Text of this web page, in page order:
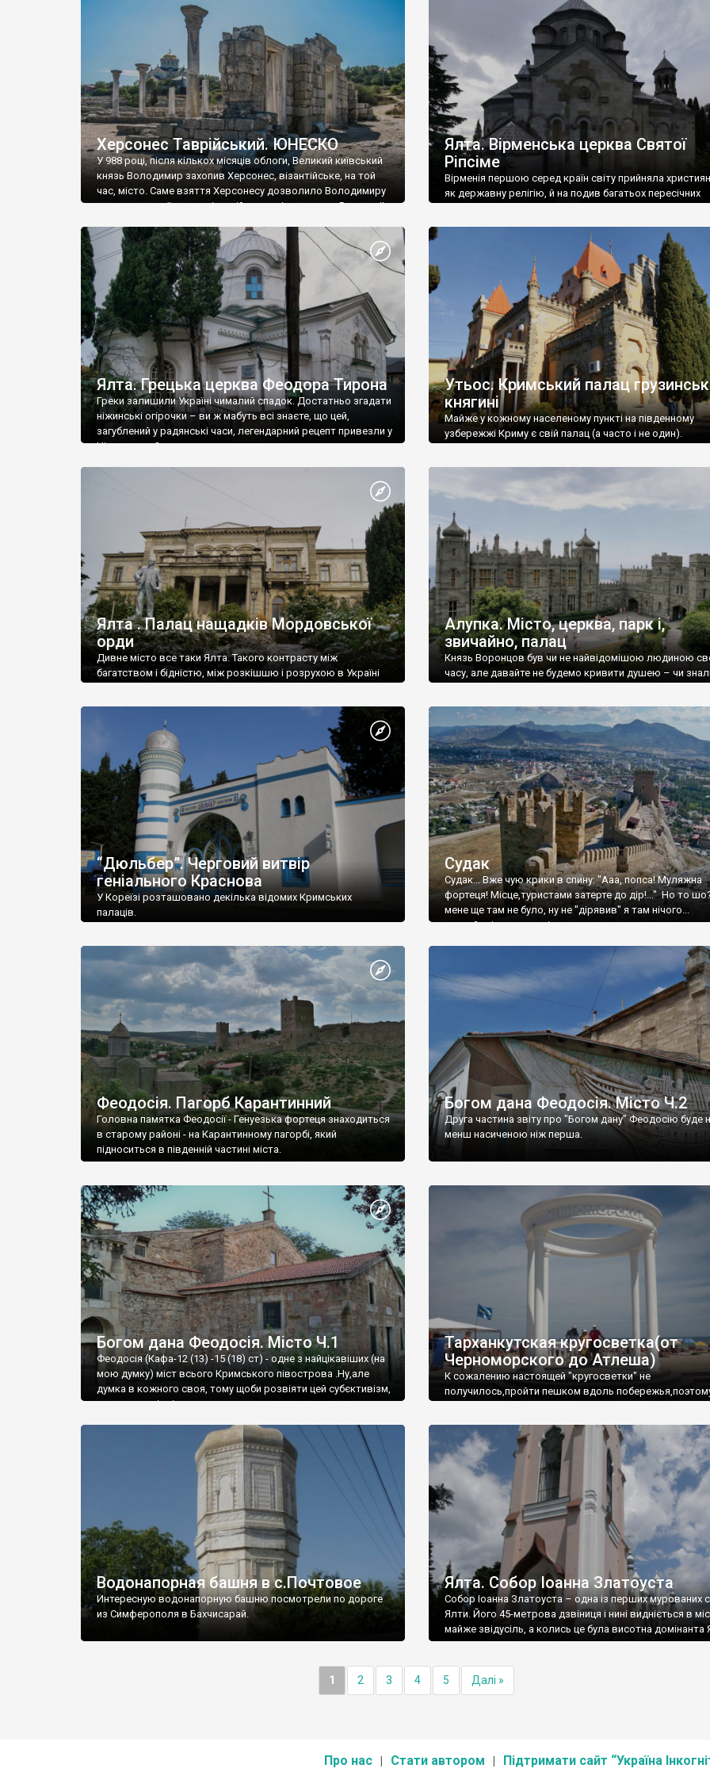
візантійської доби. Раритети викрадені з фондів об’єкту
культурної спадщини ЮНЕСКО «Херсонеса Таврійського».
Офіційно – на виставку «Золото Візантії», але експерти та
влада в Україні вважають це лише […]
називаються «повстяками» (postaki)…” “Вино. Крим
виробляє відмінне вино і його вдосталь: воно все
легке біле і дуже […]
Херсонес Таврійський. ЮНЕСКО
У 988 році, після кількох місяців облоги, Великий київський
князь Володимир захопив Херсонес, візантійське, на той
час, місто. Саме взяття Херсонесу дозволило Володимиру
диктувати свої умови візантійському імператору Василю ІІ,
Херсонесі Володимир-язичник, став Василем-
християнином. А потім було Хрещення Русі. На честь
Херсонесу Таврійського названо місто […]
Ялта. Вірменська церква Святої
Ріпсіме
Вірменія першою серед країн світу прийняла
як державну релігію, й на подив багатьох пересічних
Ялта. Грецька церква Феодора Тирона
Греки залишили Україні чималий спадок. Достатньо згадати
ніжинські огірочки – ви ж мабуть всі знаєте, що цей,
загублений у радянські часи, легендарний рецепт привезли у
Ніжин греки?
Утьос. Кримський палац
княгині
Майже у кожному населеному пункті на південному
узбережжі Криму є свій палац (а часто і не один).
Ялта . Палац нащадків Мордовської
орди
Дивне місто все таки Ялта. Такого контрасту між
багатством і бідністю, між розкішшю і розрухою в Україні
Алупка. Місто, церква, парк і,
звичайно, палац
Князь Воронцов був чи не найвідомішою людиною
часу, але давайте не будемо кривити душею – чи
“Дюльбер”. Черговий витвір
геніального Краснова
У Кореїзі розташовано декілька відомих Кримських
палаців.
Судак
Судак... Вже чую крики в спину: "Ааа, попса! Муляжна
фортеця! Місце,туристами затерте до дір!..." Но то
мене ще там не було, ну не "дірявив" я там нічого...
принаймні до цього літа.
Феодосія. Пагорб Карантинний
Головна памятка Феодосії - Генуезька фортеця знаходиться
в старому районі - на Карантинному пагорбі, який
підноситься в південній частині міста.
Богом дана Феодосія. Місто Ч.2
Друга частина звіту про "Богом дану" Феодосію буде
менш насиченою ніж перша.
Богом дана Феодосія. Місто Ч.1
Феодосія (Кафа-12 (13) -15 (18) ст) - одне з найцікавіших (на
мою думку) міст всього Кримського півострова .Ну,але
думка в кожного своя, тому щоби розвіяти цей субєктивізм,
запрошую відвідати це
Тарханкутская кругосветка(от
Черноморского до Атлеша)
К сожалению настоящей "кругосветки" не
получилось,пройти пешком вдоль
Водонапорная башня в с.Почтовое
Интересную водонапорную башню посмотрели по дороге
из Симферополя в Бахчисарай.
Ялта. Собор Іоанна Златоуста
Собор Іоанна Златоуста – одна із перших мурованих
Ялти. Його 45-метрова дзвіниця і нині видніється в
майже звідусіль, а колись це була висотна домінанта
1 2 3 4 5 Далі »
Про нас Стати автором Підтримати сайт “Україна